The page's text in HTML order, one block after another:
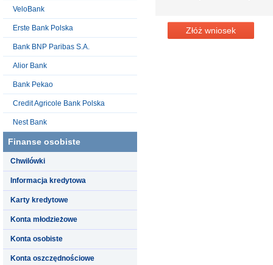
VeloBank
Erste Bank Polska
Bank BNP Paribas S.A.
Alior Bank
Bank Pekao
Credit Agricole Bank Polska
Nest Bank
Finanse osobiste
Chwilówki
Informacja kredytowa
Karty kredytowe
Konta młodzieżowe
Konta osobiste
Konta oszczędnościowe
Złóż wniosek